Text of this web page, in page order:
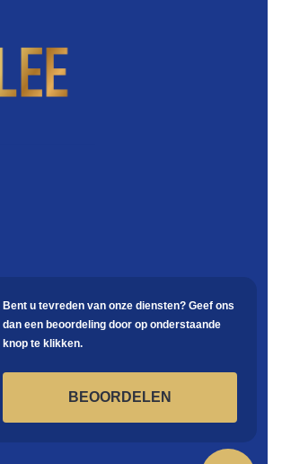
Bent u tevreden van onze diensten? Geef ons
dan een beoordeling door op onderstaande
knop te klikken.
BEOORDELEN